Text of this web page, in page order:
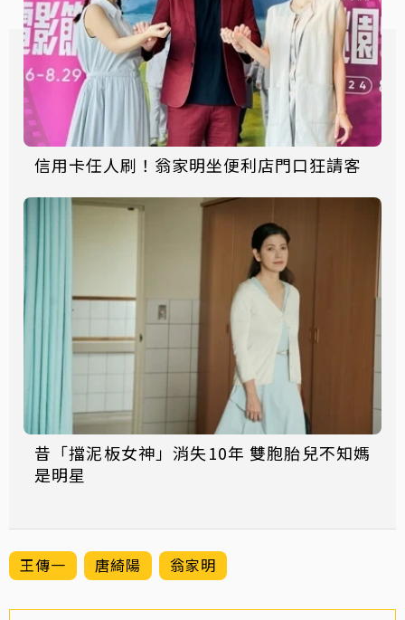
信用卡任人刷！翁家明坐便利店門口狂請客
昔「擋泥板女神」消失10年 雙胞胎兒不知媽
是明星
王傳一 唐綺陽 翁家明